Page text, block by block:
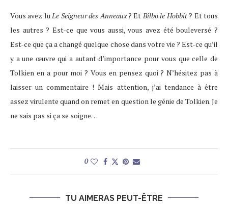
Vous avez luLe Seigneur des Anneaux? Et Bilbo le Hobbit? Et tous
les autres ? Est-ce que vous aussi, vous avez été bouleversé ?
Est-ce que ça a changé quelque chose dans votre vie ? Est-ce qu’il
y a une œuvre qui a autant d’importance pour vous que celle de
Tolkien en a pour moi ? Vous en pensez quoi ? N’hésitez pas à
laisser un commentaire ! Mais attention, j’ai tendance à être
assez virulente quand on remet en question le génie de Tolkien. Je
ne sais pas si ça se soigne…
0
TU AIMERAS PEUT-ÊTRE